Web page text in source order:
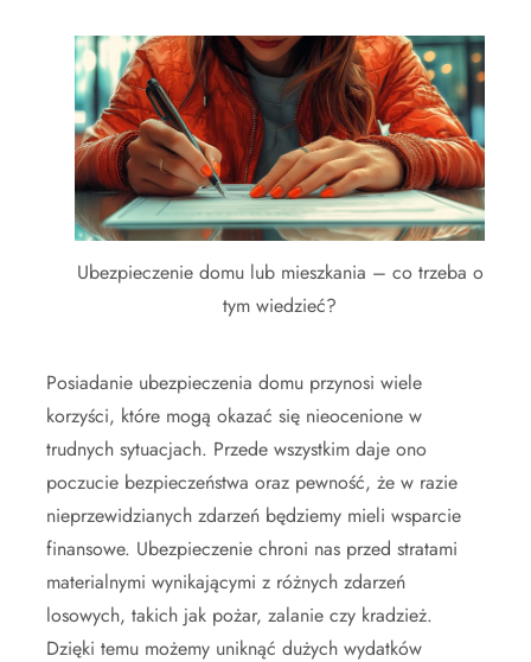
Ubezpieczenie domu lub mieszkania – co trzeba o
tym wiedzieć?
Posiadanie ubezpieczenia domu przynosi wiele
korzyści, które mogą okazać się nieocenione w
trudnych sytuacjach. Przede wszystkim daje ono
poczucie bezpieczeństwa oraz pewność, że w razie
nieprzewidzianych zdarzeń będziemy mieli wsparcie
finansowe. Ubezpieczenie chroni nas przed stratami
materialnymi wynikającymi z różnych zdarzeń
losowych, takich jak pożar, zalanie czy kradzież.
Dzięki temu możemy uniknąć dużych wydatków